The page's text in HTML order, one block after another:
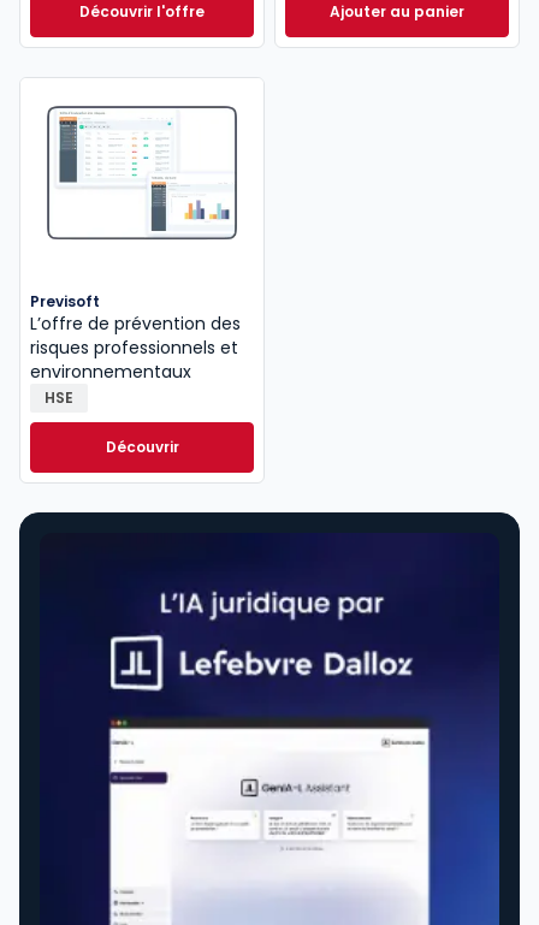
Découvrir l'offreLe guide pénal 2026. 27e éd. à partir de
Dès
Ajouter au panier
ELnet
Previsoft
L’offre de prévention des
risques professionnels et
environnementaux
HSE
Découvrir